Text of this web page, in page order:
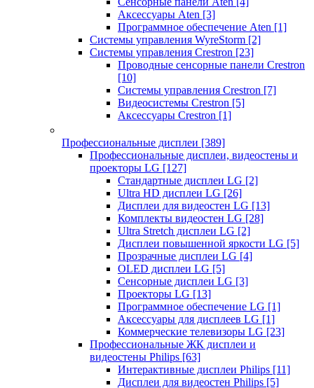
Аксессуары Aten [3]
Программное обеспечение Aten [1]
Системы управления WyreStorm [2]
Системы управления Crestron [23]
Проводные сенсорные панели Crestron
[10]
Системы управления Crestron [7]
Видеосистемы Crestron [5]
Аксессуары Crestron [1]
Профессиональные дисплеи [389]
Профессиональные дисплеи, видеостены и
проекторы LG [127]
Стандартные дисплеи LG [2]
Ultra HD дисплеи LG [26]
Дисплеи для видеостен LG [13]
Комплекты видеостен LG [28]
Ultra Stretch дисплеи LG [2]
Дисплеи повышенной яркости LG [5]
Прозрачные дисплеи LG [4]
OLED дисплеи LG [5]
Сенсорные дисплеи LG [3]
Проекторы LG [13]
Программное обеспечение LG [1]
Аксессуары для дисплеев LG [1]
Коммерческие телевизоры LG [23]
Профессиональные ЖК дисплеи и
видеостены Philips [63]
Интерактивные дисплеи Philips [11]
Дисплеи для видеостен Philips [5]